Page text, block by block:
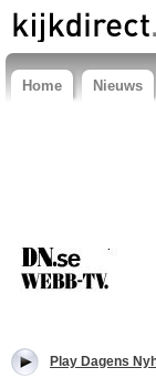
Home Nieuws
Play Dagens